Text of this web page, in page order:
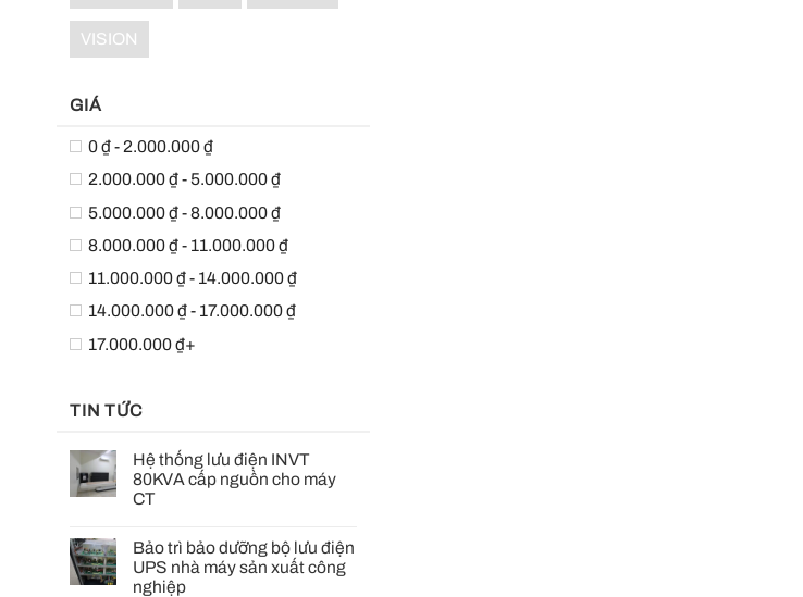
VISION
GIÁ
0 ₫ - 2.000.000 ₫
2.000.000 ₫ - 5.000.000 ₫
5.000.000 ₫ - 8.000.000 ₫
8.000.000 ₫ - 11.000.000 ₫
11.000.000 ₫ - 14.000.000 ₫
14.000.000 ₫ - 17.000.000 ₫
17.000.000 ₫+
TIN TỨC
Hệ thống lưu điện INVT
80KVA cấp nguồn cho máy
CT
Bảo trì bảo dưỡng bộ lưu điện
UPS nhà máy sản xuất công
nghiệp